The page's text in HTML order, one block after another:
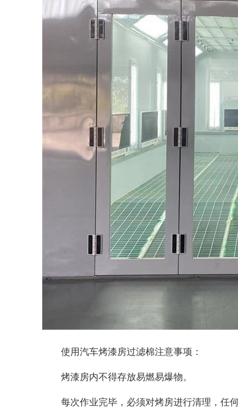
使用汽车烤漆房过滤棉注意事项：
烤漆房内不得存放易燃易爆物。
每次作业完毕，必须对烤房进行清理，任